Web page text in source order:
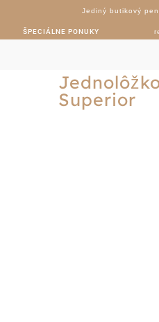
Jediný butikový
ŠPECIÁLNE PONUKY
Superior